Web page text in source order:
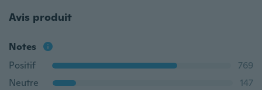
Avis produit
Notes
Positif
769
Neutre
147